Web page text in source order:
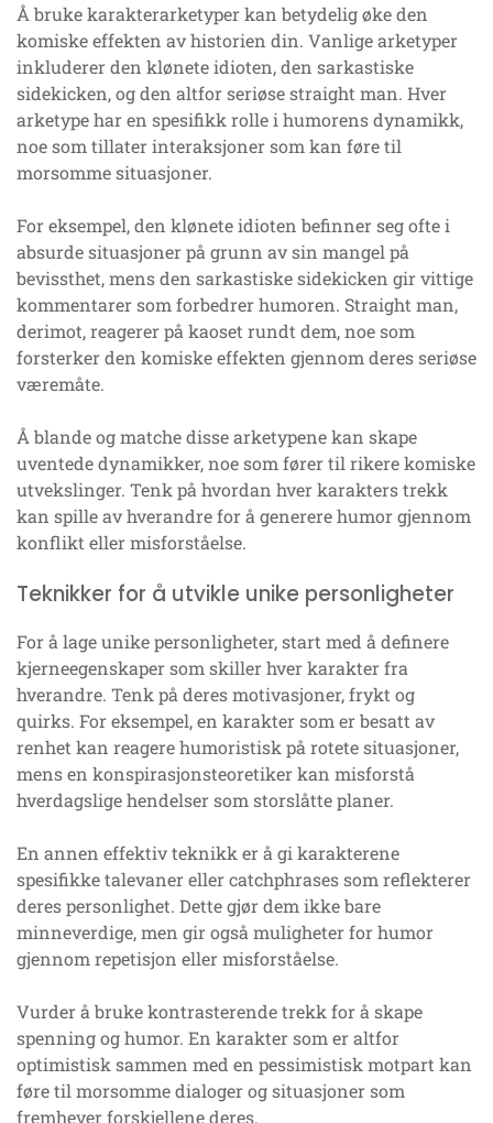
Å bruke karakterarketyper kan betydelig øke den
komiske effekten av historien din. Vanlige arketyper
inkluderer den klønete idioten, den sarkastiske
sidekicken, og den altfor seriøse straight man. Hver
arketype har en spesifikk rolle i humorens dynamikk,
noe som tillater interaksjoner som kan føre til
morsomme situasjoner.
For eksempel, den klønete idioten befinner seg ofte i
absurde situasjoner på grunn av sin mangel på
bevissthet, mens den sarkastiske sidekicken gir vittige
kommentarer som forbedrer humoren. Straight man,
derimot, reagerer på kaoset rundt dem, noe som
forsterker den komiske effekten gjennom deres seriøse
væremåte.
Å blande og matche disse arketypene kan skape
uventede dynamikker, noe som fører til rikere komiske
utvekslinger. Tenk på hvordan hver karakters trekk
kan spille av hverandre for å generere humor gjennom
konflikt eller misforståelse.
Teknikker for å utvikle unike personligheter
For å lage unike personligheter, start med å definere
kjerneegenskaper som skiller hver karakter fra
hverandre. Tenk på deres motivasjoner, frykt og
quirks. For eksempel, en karakter som er besatt av
renhet kan reagere humoristisk på rotete situasjoner,
mens en konspirasjonsteoretiker kan misforstå
hverdagslige hendelser som storslåtte planer.
En annen effektiv teknikk er å gi karakterene
spesifikke talevaner eller catchphrases som reflekterer
deres personlighet. Dette gjør dem ikke bare
minneverdige, men gir også muligheter for humor
gjennom repetisjon eller misforståelse.
Vurder å bruke kontrasterende trekk for å skape
spenning og humor. En karakter som er altfor
optimistisk sammen med en pessimistisk motpart kan
føre til morsomme dialoger og situasjoner som
fremhever forskjellene deres.